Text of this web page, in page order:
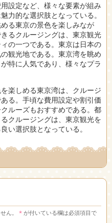
設定など、様々な要素が組み
力的な選択肢となっている。
る東京の景色を楽しみなが
るクルージングは、東京観光
の一つである。東京は日本の
観光地である。東京湾を眺め
特に人気であり、様々なプラ
楽しめる東京湾は、クルージ
る。手頃な費用設定や割引価
ルーズもおすすめである。都
クルージングは、東京観光を
い選択肢となっている。
ん。 * が付いている欄は必須項目で